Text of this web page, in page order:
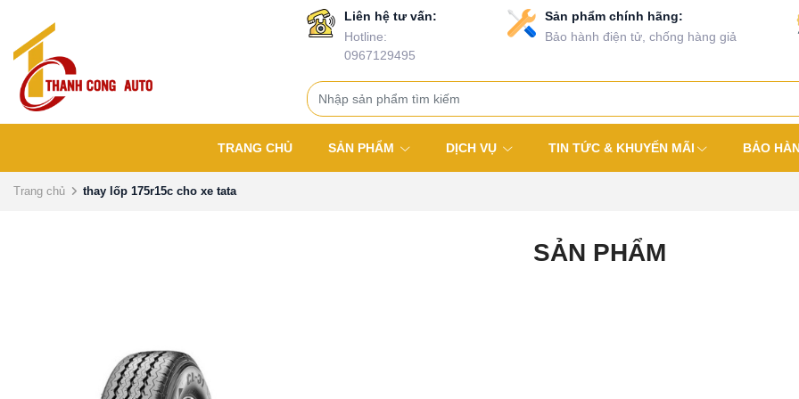
Liên hệ tư vấn:
Hotline:
0967129495
Sản phẩm chính hãng:
Bảo hành điện tử, chống hàng giả
TRANG CHỦ SẢN PHẨM DỊCH VỤ TIN TỨC & KHUYẾN MÃI BẢO
Trang chủ thay lốp 175r15c cho xe tata
SẢN PHẨM